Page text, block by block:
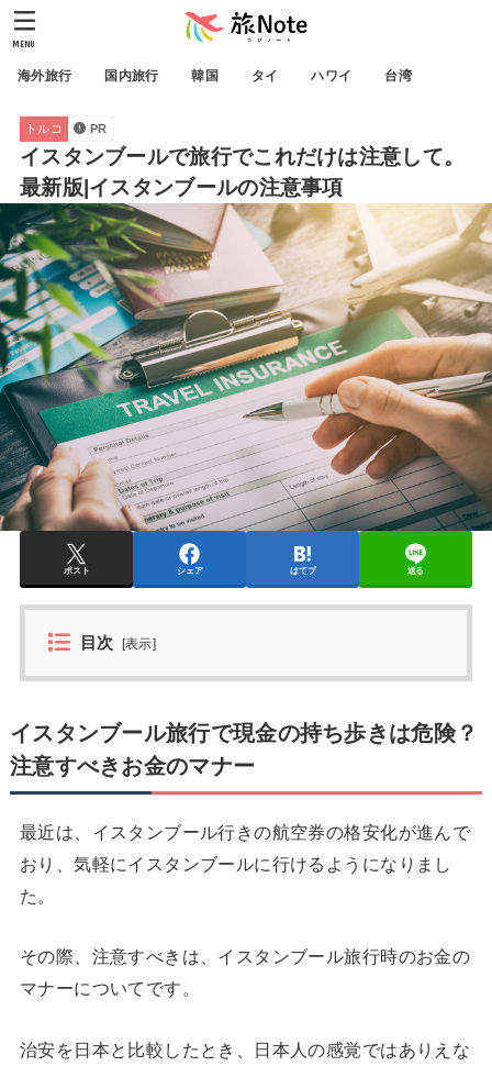
海外旅行 国内旅行 韓国 タイ ハワイ 台湾
MENU
トルコ PR
イスタンブールで旅行でこれだけは注意して。
最新版|イスタンブールの注意事項
ポスト シェア はてブ 送る
目次 [表示]
イスタンブール旅行で現金の持ち歩きは危険？
注意すべきお金のマナー
最近は、イスタンブール行きの航空券の格安化が進んで
おり、気軽にイスタンブールに行けるようになりまし
た。
その際、注意すべきは、イスタンブール旅行時のお金の
マナーについてです。
治安を日本と比較したとき、日本人の感覚ではありえな